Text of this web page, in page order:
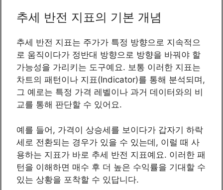
추세 반전 지표의 기본 개념
추세 반전 지표는 주가가 특정 방향으로 지속적으
로 움직이다가 정반대 방향으로 방향을 바꿔야 할
가능성을 가리키는 도구예요. 보통 이러한 지표는
차트의 패턴이나 지표(Indicator)를 통해 분석되며,
그 예로는 특정 가격 레벨이나 과거 데이터와의 비
교를 통해 판단할 수 있어요.
예를 들어, 가격이 상승세를 보이다가 갑자기 하락
세로 전환되는 경우가 있을 수 있는데, 이럴 때 사
용하는 지표가 바로 추세 반전 지표예요. 이러한 패
턴을 이해하면 매수 후 더 높은 수익률을 기대할 수
있는 상황을 포착할 수 있답니다.